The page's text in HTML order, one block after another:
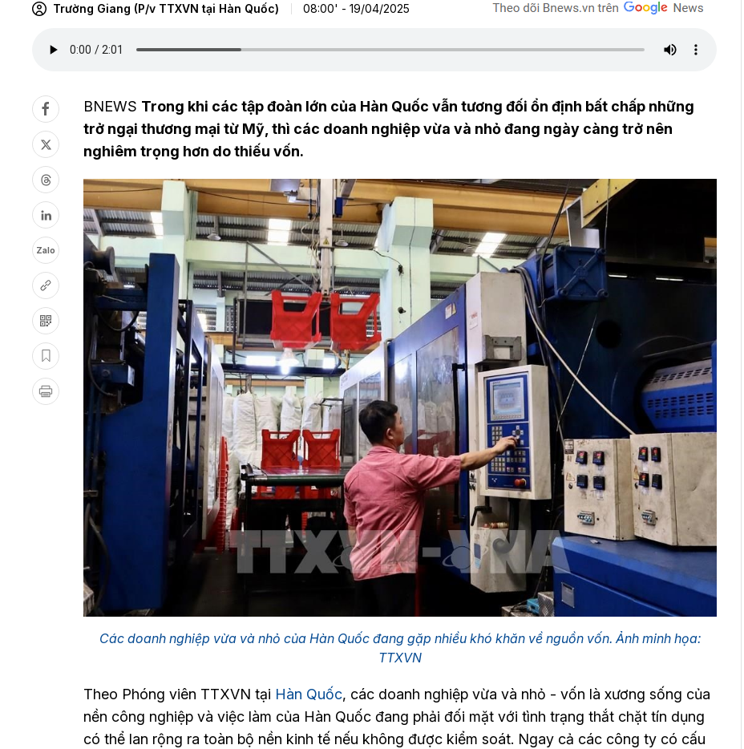
Trường Giang (P/v TTXVN tại Hàn Quốc) 08:00' - 19/04/2025
Zalo
BNEWS Trong khi các tập đoàn lớn của Hàn Quốc vẫn tương đối ổn định bất chấp những
trở ngại thương mại từ Mỹ, thì các doanh nghiệp vừa và nhỏ đang ngày càng trở nên
nghiêm trọng hơn do thiếu vốn.
Các doanh nghiệp vừa và nhỏ của Hàn Quốc đang gặp nhiều khó khăn về nguồn vốn. Ảnh minh họa:
TTXVN
Theo Phóng viên TTXVN tại Hàn Quốc, các doanh nghiệp vừa và nhỏ - vốn là xương sống của
nền công nghiệp và việc làm của Hàn Quốc đang phải đối mặt với tình trạng thắt chặt tín dụng
có thể lan rộng ra toàn bộ nền kinh tế nếu không được kiểm soát. Ngay cả các công ty có cấu